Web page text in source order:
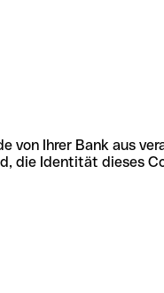
von Ihrer Bank aus
die Identität dieses